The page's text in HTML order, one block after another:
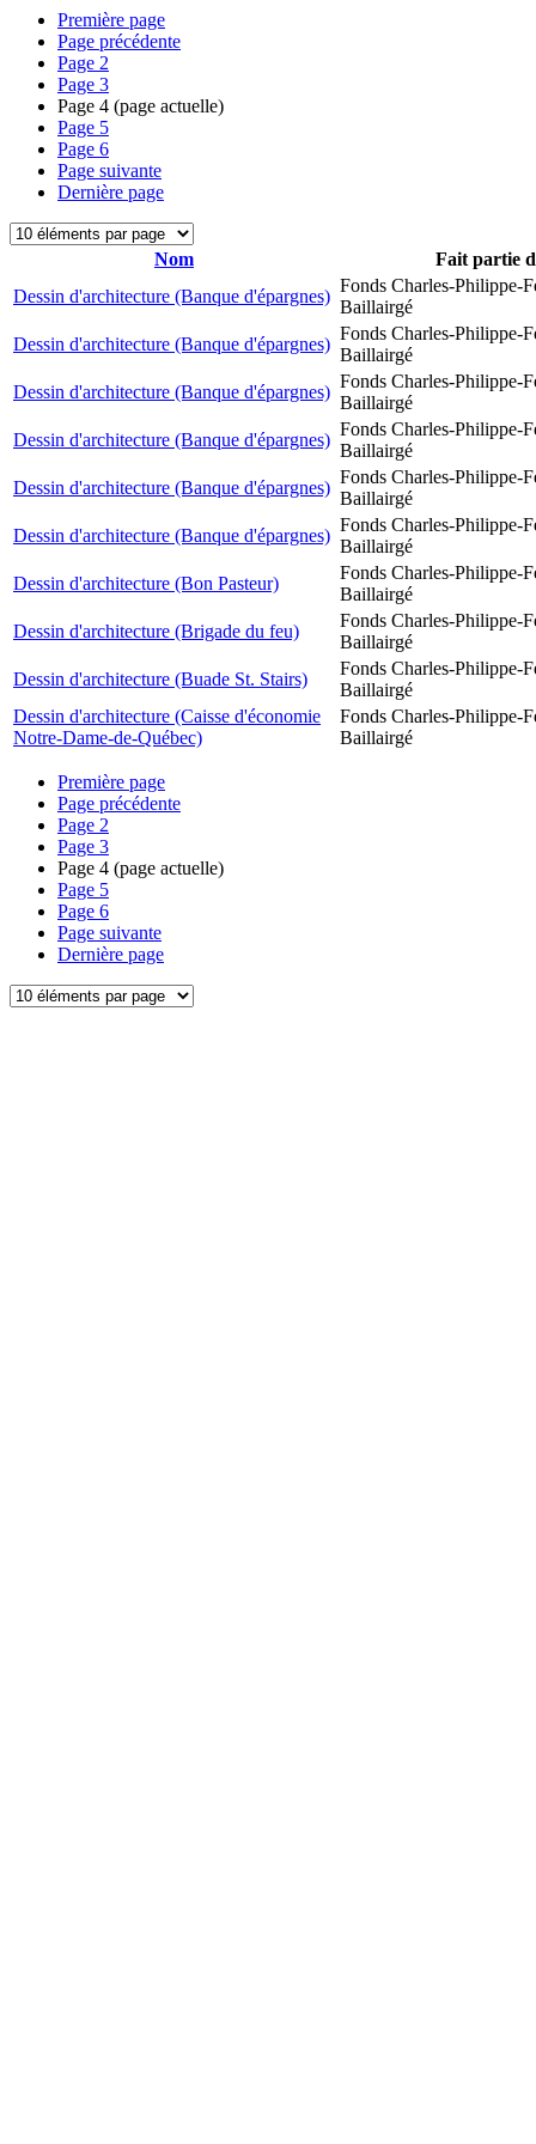
Première page
Page précédente
Page 2
Page 3
Page 4 (page actuelle)
Page 5
Page 6
Page suivante
Dernière page
Nom
Fait partie
Dessin d'architecture (Banque d'épargnes)
Fonds Charles-Philippe-
Baillairgé
Dessin d'architecture (Banque d'épargnes)
Fonds Charles-Philippe-
Baillairgé
Dessin d'architecture (Banque d'épargnes)
Fonds Charles-Philippe-
Baillairgé
Dessin d'architecture (Banque d'épargnes)
Fonds Charles-Philippe-
Baillairgé
Dessin d'architecture (Banque d'épargnes)
Fonds Charles-Philippe-
Baillairgé
Dessin d'architecture (Banque d'épargnes)
Fonds Charles-Philippe-
Baillairgé
Dessin d'architecture (Bon Pasteur)
Fonds Charles-Philippe-
Baillairgé
Dessin d'architecture (Brigade du feu)
Fonds Charles-Philippe-
Baillairgé
Dessin d'architecture (Buade St. Stairs)
Fonds Charles-Philippe-
Baillairgé
Dessin d'architecture (Caisse d'économie
Notre-Dame-de-Québec)
Fonds Charles-Philippe-
Baillairgé
Première page
Page précédente
Page 2
Page 3
Page 4 (page actuelle)
Page 5
Page 6
Page suivante
Dernière page